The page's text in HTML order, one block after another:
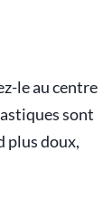
le au centre
sont
plus doux,